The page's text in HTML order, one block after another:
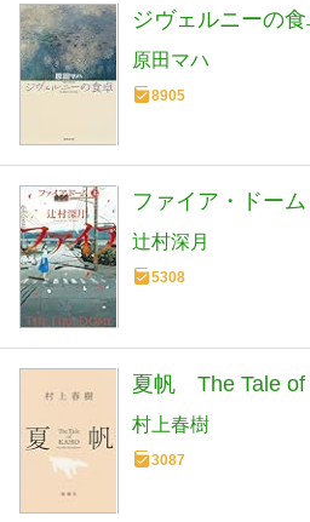
ジヴェルニーの
原田マハ
8905
ファイア・ドー
辻村深月
5308
夏帆 The Tale of
村上春樹
3087